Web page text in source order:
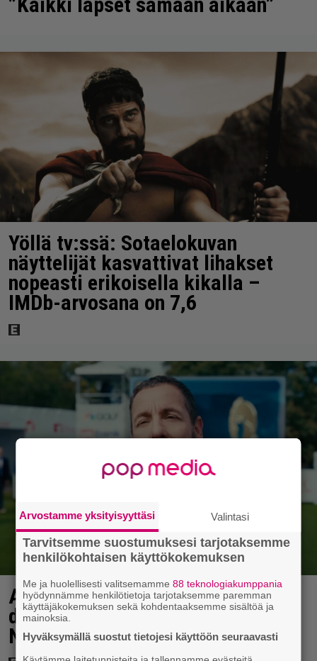
Yöllä tv:ssä: Sotaelokuvan
näyttelijät kasvattivat lihakset
nopeasti erikoisella kikalla –
IMDb-arvosana on 7,6
Adam Sandlerin 518 miljoonan
dollarin elokuvasarja saa jatkoa
Netflixillä
Arvostamme yksityisyyttäsi Valintasi
Tarvitsemme suostumuksesi tarjotaksemme
henkilökohtaisen käyttökokemuksen
Me ja huolellisesti valitsemamme88 teknologiakumppania
hyödynnämme henkilötietoja tarjotaksemme paremman
käyttäjäkokemuksen sekä kohdentaaksemme sisältöä ja
mainoksia.
Hyväksymällä suostut tietojesi käyttöön seuraavasti